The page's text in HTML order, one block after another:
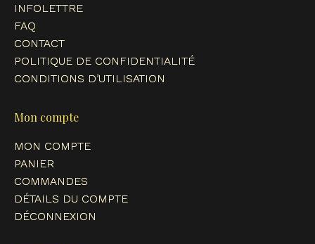
INFOLETTRE
FAQ
CONTACT
POLITIQUE DE CONFIDENTIALITÉ
CONDITIONS D’UTILISATION
Mon compte
MON COMPTE
PANIER
COMMANDES
DÉTAILS DU COMPTE
DÉCONNEXION